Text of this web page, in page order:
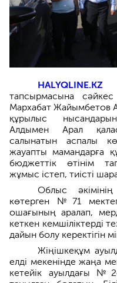
HALYQLINE.KZ
тапсырмасына
Мархабат Жайымбетов
құрылыс
Алдымен Арал
салынатын аспалы
жауапты мамандарға
бюджеттік өтінім
жұмыс істеп, тиісті
Облыс
көтерген №71
ошағының аралап,
кеткен кемшіліктерді
дайын болу керектігін
Жіңішкеқұм
елді мекенінде жаңа
кетейік ауылдағы